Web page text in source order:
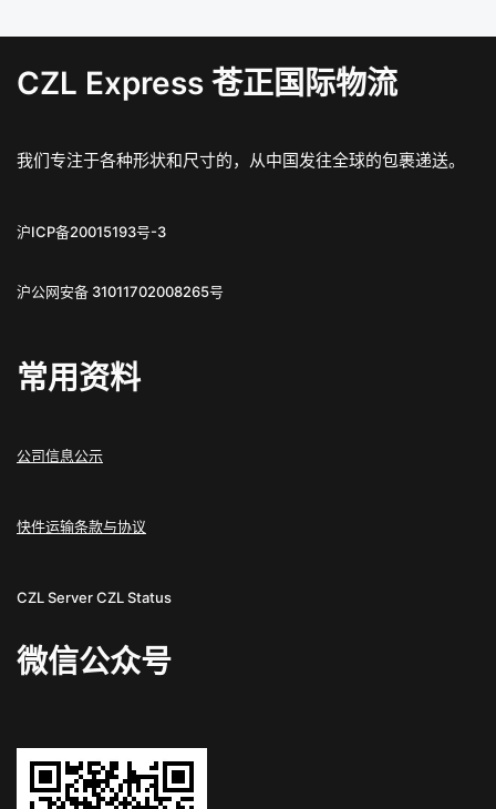
CZL Express 苍正国际物流
我们专注于各种形状和尺寸的，从中国发往全球的包裹递送。
沪ICP备20015193号-3
沪公网安备 31011702008265号
常用资料
公司信息公示
快件运输条款与协议
CZL ServerCZL Status
微信公众号